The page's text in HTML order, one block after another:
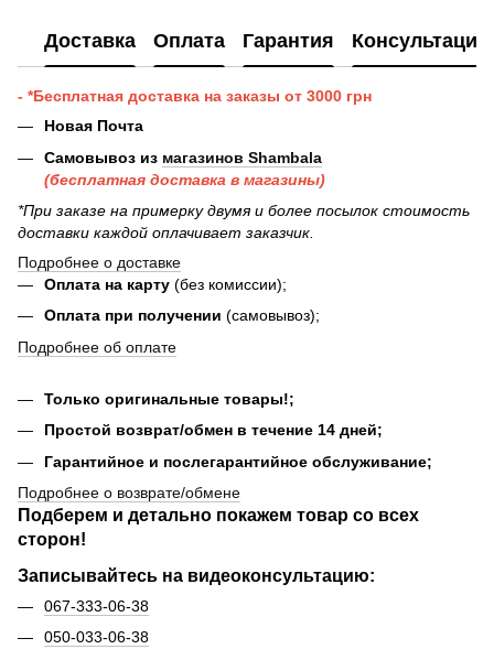
Доставка Оплата Гарантия Консультация
- *Бесплатная доставка на заказы от 3000 грн
Новая Почта
Самовывоз из магазинов Shambala
(бесплатная доставка в магазины)
*При заказе на примерку двумя и более посылок стоимость
доставки каждой оплачивает заказчик.
Подробнее о доставке
Оплата на карту (без комиссии);
Оплата при получении (самовывоз);
Подробнее об оплате
Только оригинальные товары!;
Простой возврат/обмен в течение 14 дней;
Гарантийное и послегарантийное обслуживание;
Подробнее о возврате/обмене
Подберем и детально покажем товар со всех
сторон!
Записывайтесь на видеоконсультацию:
067-333-06-38
050-033-06-38